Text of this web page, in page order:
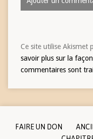
Ce site utilise Akismet
savoir plus sur la
commentaires sont
FAIRE UN DON